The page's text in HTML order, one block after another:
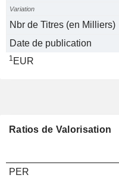
Variation
Nbr de Titres (en Milliers)
Date de publication
1 EUR
Ratios de Valorisation
PER